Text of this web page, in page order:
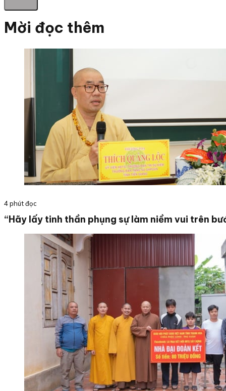
Mời đọc thêm
4 phút đọc
“Hãy lấy tinh thần phụng sự làm niềm vui trên